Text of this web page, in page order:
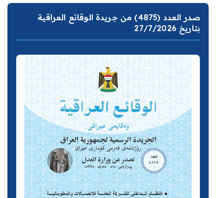
صدر العدد (4875) من جريدة الوقائع العراقية
بتاريخ 27/7/2026